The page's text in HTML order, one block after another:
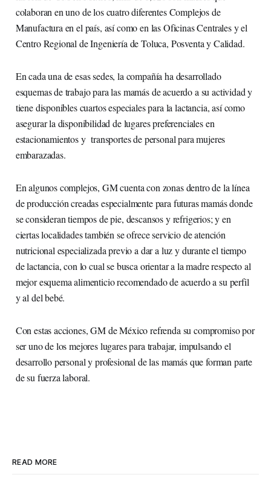
colaboran en uno de los cuatro diferentes Complejos de
Manufactura en el país, así como en las Oficinas Centrales y el
Centro Regional de Ingeniería de Toluca, Posventa y Calidad.
En cada una de esas sedes, la compañía ha desarrollado
esquemas de trabajo para las mamás de acuerdo a su actividad y
tiene disponibles cuartos especiales para la lactancia, así como
asegurar la disponibilidad de lugares preferenciales en
estacionamientos y transportes de personal para mujeres
embarazadas.
En algunos complejos, GM cuenta con zonas dentro de la línea
de producción creadas especialmente para futuras mamás donde
se consideran tiempos de pie, descansos y refrigerios; y en
ciertas localidades también se ofrece servicio de atención
nutricional especializada previo a dar a luz y durante el tiempo
de lactancia, con lo cual se busca orientar a la madre respecto al
mejor esquema alimenticio recomendado de acuerdo a su perfil
y al del bebé.
Con estas acciones, GM de México refrenda su compromiso por
ser uno de los mejores lugares para trabajar, impulsando el
desarrollo personal y profesional de las mamás que forman parte
de su fuerza laboral.
READ MORE